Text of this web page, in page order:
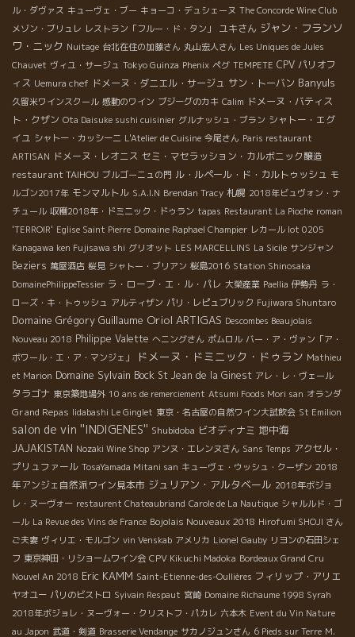
ル・ダヴァス キューヴェ・ブー キョーコ・デュシェーヌ The Concorde Wine Club
メゾン・ブリュレ レストラン「フルー・ド・タン」 ユキさん ジャン・フランソ
ワ・ニック Nuitage 台北在住の加藤さん 丸山宏人さん Les Uniques de Jules
Chauvet ヴィユ・サージュ Tokyo Guinza Phenix ペグ TEMPETE CPV パリオフ
ィス Uemura chef ドメーヌ・ダニエル・サージュ サン・トーバン Banyuls
久留米ワインスクール 感動のワイン ブジーグのカキ Calim ドメーヌ・バティス
ト・クザン Ota Daisuke sushi cuisinier グルナッシュ・ブラン シャトー・エグ
イユ シャトー・カッシーニ L'Atelier de Cuisine 今尾さん Paris restaurant
ARTISAN ドメーヌ・レオニス セミ・マセラッション・カルボニック醸造
restaurant TAIHOU ブルゴーニュの門 ル・ルペール・ド・カルトゥッシュ モ
ルゴン2017年 モンマルトル S.A.I.N Brendan Tracy 札幌 2018年ビュヴォン・ナ
チュール 収穫2018年・ドミニック・ドゥラン tapas Restaurant La Pioche roman
'TERROIR' Eglise Saint Pierre Domaine Raphael Champier レカール lot 0205
Kanagawa ken Fujisawa shi グリオット LES MARCELLINS La Sicile サンジャン
Beziers 萬屋酒店 桜見 シャトー・ブリアン 桜島2016 Station Shinosaka
DomainePhilippeTessier ラ・ローブ・エ・ル・パレ 大榮産業 Paellia 伊勢丹 ラ・
ローズ・キ・トゥッシュ アルティザン パリ・レピュブリック Fujiwara Shuntaro
Domaine Grégory Guillaume Oriol ARTIGAS Descombes Beaujolais
Nouveau 2018 Philippe Valette へニングさん ポムロル バー・ア・ヴァン「ア・
ボワール・エ・ア・マンジェ」
ドメーヌ・ドミニック・ドゥラン Mathieu
et Marion Domaine Sylvain Bock St Jean de la Ginest アレ・レ・ヴェール
タラゴナ 東京築地場外 10 ans de remerciement Atsumi Foods Mori san オランダ
Grand Repas Iidabashi Le Ginglet 東京・名古屋の自然ワイン大試飲会 St Emilion
salon de vin ''INDIGENES'' Shubidoba ビオディナミ 地中海
JAJAKISTAN Nozaki Wine Shop アンヌ・エレンヌさん Sans Temps アクセル・
プリュファール TosaYamada Mitani san キューヴェ・ウッシュ・クーザン 2018
年アンジェ自然派ワイン見本市 ジュリアン・アルタベール 2018年ボジョ
レ・ヌーヴォー restaurent Chateaubriand Carole de La Nautique シャルルド・ゴ
ール La Revue des Vins de France Bojolais Nouveaux 2018 Hirofumi SHOJI さん
ご夫妻 ヴィリエ・モルゴン vin Venskab アメリカ Lionel Gauby リヨンの石田シェ
フ 東京神田・リショームワイン会 CPV Kikuchi Madoka Bordeaux Grand Cru
Nouvel An 2018 Eric KAMM Saint-Etienne-des-Oullières フィリップ・アリエ
ヤオユー パリのビストロ Syivain Respaut 宮崎 Domaine Richaume 1998 Syrah
2018年ボジョレ・ヌーヴォー・クリストフ・パカレ 六本木 Event du Vin Nature
au Japon 武道・剣道 Brasserie Vendange サカノジュンさん 6 Pieds sur Terre M.